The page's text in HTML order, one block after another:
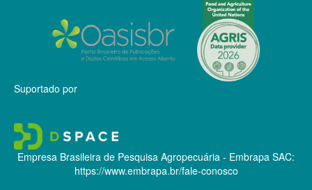
Suportado por
Empresa Brasileira de Pesquisa Agropecuária - Embrapa SAC:
https://www.embrapa.br/fale-conosco